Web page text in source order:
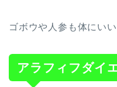
ゴボウや人参も体にいい
アラフィフダイ